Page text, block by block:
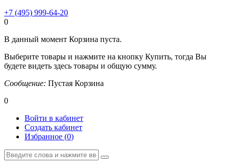
+7 (495) 999-64-20
0
В данный момент Корзина пуста.
Выберите товары и нажмите на кнопку Купить, тогда Вы
будете видеть здесь товары и общую сумму.
Сообщение: Пустая Корзина
0
Войти в кабинет
Создать кабинет
Избранное (0)